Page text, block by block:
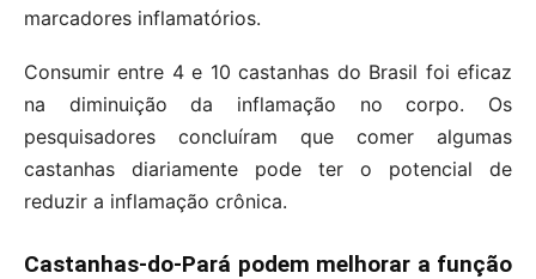
marcadores inflamatórios.
Consumir entre 4 e 10 castanhas do Brasil foi eficaz
na diminuição da inflamação no corpo. Os
pesquisadores concluíram que comer algumas
castanhas diariamente pode ter o potencial de
reduzir a inflamação crônica.
Castanhas-do-Pará podem melhorar a função